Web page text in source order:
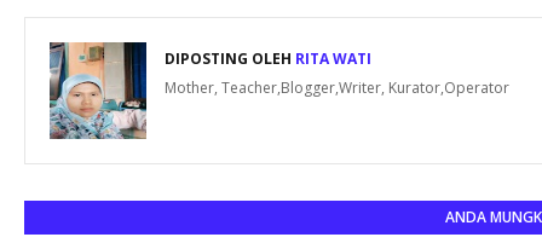
DIPOSTING OLEH RITA WATI
Mother, Teacher,Blogger,Writer, Kurator,Operator
ANDA